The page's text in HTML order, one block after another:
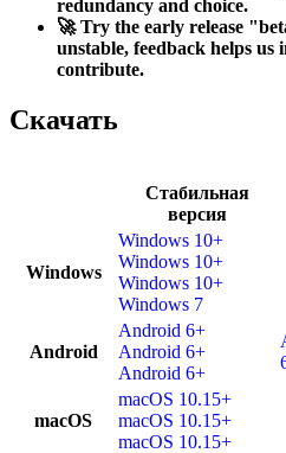
redundancy and choice.
🚀 Try the early release
unstable, feedback helps us
contribute.
Скачать
Стабильная
версия
Windows
Windows 10+
Windows 10+
Windows 10+
Windows 7
Android
Android 6+
Android 6+
Android 6+
macOS
macOS 10.15+
macOS 10.15+
macOS 10.15+